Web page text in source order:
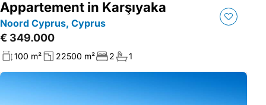
Appartement in Karşıyaka
Noord Cyprus, Cyprus
€ 349.000
100 m² 22500 m² 2 1